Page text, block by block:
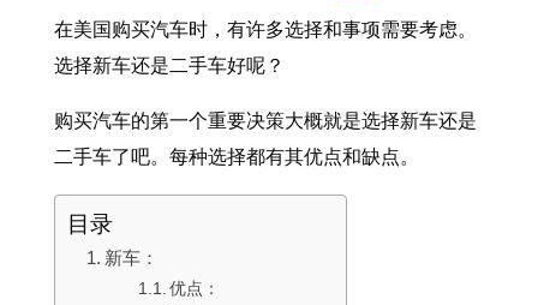
在美国购买汽车时，有许多选择和事项需要考虑。
选择新车还是二手车好呢？
购买汽车的第一个重要决策大概就是选择新车还是
二手车了吧。每种选择都有其优点和缺点。
目录
新车：
优点：